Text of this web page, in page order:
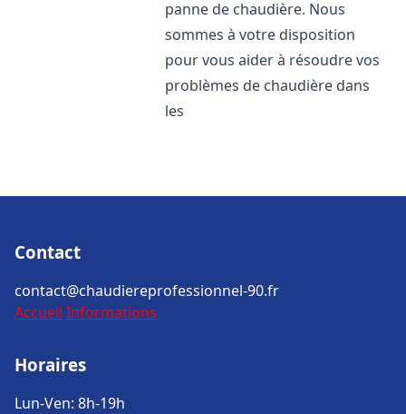
panne de chaudière. Nous
sommes à votre disposition
pour vous aider à résoudre vos
problèmes de chaudière dans
les
Contact
contact@chaudiereprofessionnel-90.fr
Accueil Informations
Horaires
Lun-Ven: 8h-19h